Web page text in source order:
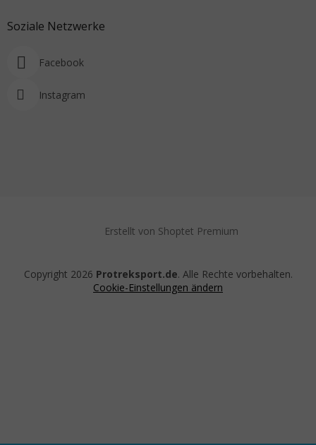
Soziale Netzwerke
Facebook
Instagram
Erstellt von Shoptet Premium
Copyright 2026 Protreksport.de. Alle Rechte vorbehalten.
Cookie-Einstellungen ändern